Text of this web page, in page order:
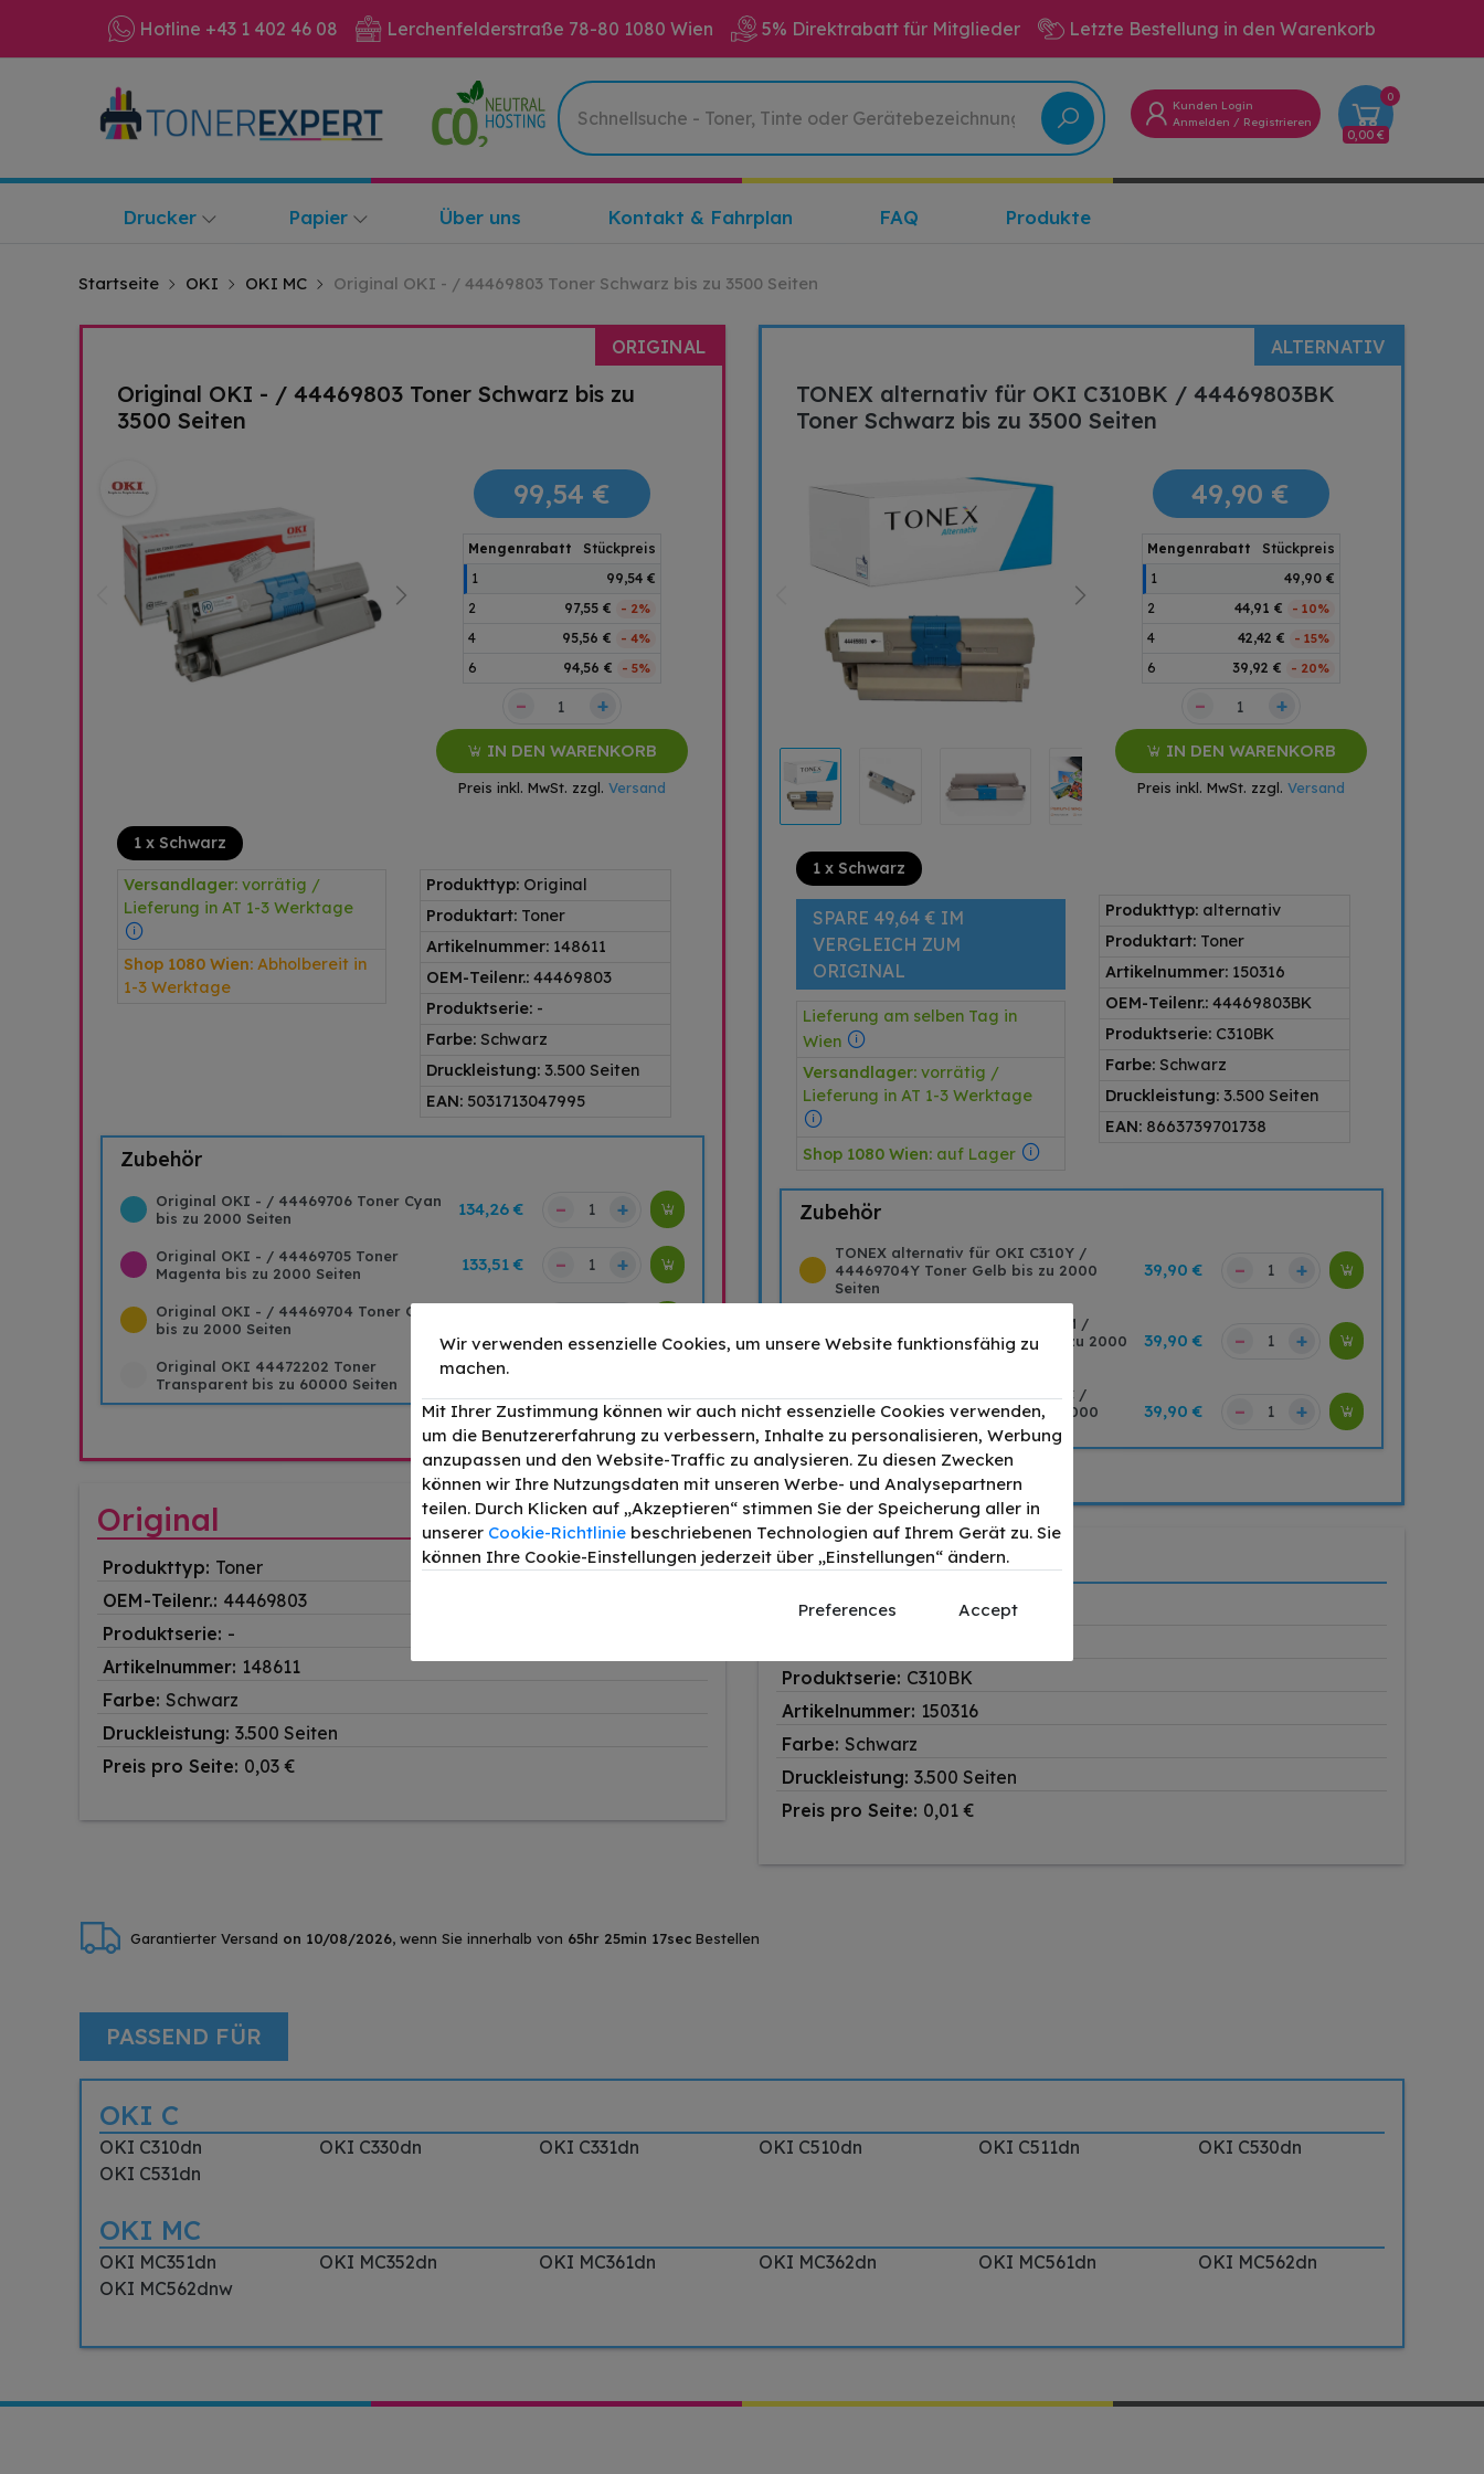
Hotline +43 1 402 46 08 Lerchenfelderstraße 78-80 1080 Wien 5% Direktrabatt für Mitglieder Letzte Bestellung in den Warenkorb
Kunden Login
Anmelden / Registrieren
0
0,00 €
Drucker Papier Über uns Kontakt & Fahrplan FAQ Produkte
Startseite OKI OKI MC Original OKI - / 44469803 Toner Schwarz bis zu 3500 Seiten
ORIGINAL
Original OKI - / 44469803 Toner Schwarz bis zu
3500 Seiten
99,54 €
Mengenrabatt
Stückpreis
1
99,54 €
2
97,55 € - 2%
4 95,56 € - 4%
6 94,56 € - 5%
– +
IN DEN WARENKORB
Preis inkl. MwSt. zzgl. Versand
1 x Schwarz
Versandlager: vorrätig /
Lieferung in AT 1-3 Werktage
Shop 1080 Wien: Abholbereit in
1-3 Werktage
Produkttyp: Original
Produktart: Toner
Artikelnummer: 148611
OEM-Teilenr.: 44469803
Produktserie: -
Farbe: Schwarz
Druckleistung: 3.500 Seiten
EAN: 5031713047995
Zubehör
Original OKI - / 44469706 Toner Cyan
bis zu 2000 Seiten
134,26 € – +
Original OKI - / 44469705 Toner
Magenta bis zu 2000 Seiten
133,51 € – +
Original OKI - / 44469704 Toner Gelb
bis zu 2000 Seiten
Original OKI 44472202 Toner
Transparent bis zu 60000 Seiten
119,99 €
Original
Produkttyp: Toner
OEM-Teilenr.: 44469803
Produktserie: -
Artikelnummer: 148611
Farbe: Schwarz
Druckleistung: 3.500 Seiten
Preis pro Seite: 0,03 €
ALTERNATIV
TONEX alternativ für OKI C310BK / 44469803BK
Toner Schwarz bis zu 3500 Seiten
49,90 €
Mengenrabatt
Stückpreis
1
49,90 €
2
44,91 € - 10%
4 42,42 € - 15%
6 39,92 € - 20%
– +
IN DEN WARENKORB
Preis inkl. MwSt. zzgl. Versand
1 x Schwarz
SPARE 49,64 € IM
VERGLEICH ZUM
ORIGINAL
Lieferung am selben Tag in
Wien
Versandlager: vorrätig /
Lieferung in AT 1-3 Werktage
Shop 1080 Wien: auf Lager
Produkttyp: alternativ
Produktart: Toner
Artikelnummer: 150316
OEM-Teilenr.: 44469803BK
Produktserie: C310BK
Farbe: Schwarz
Druckleistung: 3.500 Seiten
EAN: 8663739701738
Zubehör
TONEX alternativ für OKI C310Y /
44469704Y Toner Gelb bis zu 2000
Seiten
39,90 € – +
TONEX alternativ für OKI C310M /
44469705M Toner Magenta bis zu 2000
39,90 € – +
TONEX alternativ für OKI C310C /
44469706C Toner Cyan bis zu 2000
Seiten
39,90 € – +
alternativ
Produkttyp:Toner
Produktserie: C310BK
Artikelnummer: 150316
Farbe: Schwarz
Druckleistung: 3.500 Seiten
Preis pro Seite: 0,01 €
Garantierter Versand on 10/08/2026, wenn Sie innerhalb von 65hr 25min 16sec Bestellen
PASSEND FÜR
OKI C
OKI C310dn OKI C330dn OKI C331dn OKI C510dn OKI C511dn
OKI C530dn
OKI C531dn
OKI MC
OKI MC351dn OKI MC352dn OKI MC361dn OKI MC362dn OKI MC561dn
OKI MC562dn
OKI MC562dnw
Wir verwenden essenzielle Cookies, um unsere Website funktionsfähig zu
machen.
Mit Ihrer Zustimmung können wir auch nicht essenzielle Cookies verwenden,
um die Benutzererfahrung zu verbessern, Inhalte zu personalisieren, Werbung
anzupassen und den Website-Traffic zu analysieren. Zu diesen Zwecken
können wir Ihre Nutzungsdaten mit unseren Werbe- und Analysepartnern
teilen. Durch Klicken auf „Akzeptieren“ stimmen Sie der Speicherung aller in
unserer Cookie-Richtlinie beschriebenen Technologien auf Ihrem Gerät zu. Sie
können Ihre Cookie-Einstellungen jederzeit über „Einstellungen“ ändern.
Preferences Accept